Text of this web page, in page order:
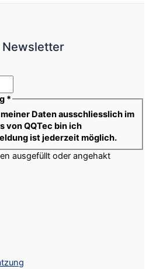
Newsletter
*
Daten ausschliesslich im
von QQTec bin ich
ist jederzeit möglich.
ausgefüllt oder angehakt